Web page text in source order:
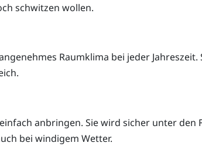
schwitzen wollen.
Raumklima bei jeder
anbringen. Sie wird sicher unter den
bei windigem Wetter.